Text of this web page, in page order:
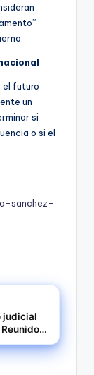
el futuro
un
si
o si el
sanchez-
judicial